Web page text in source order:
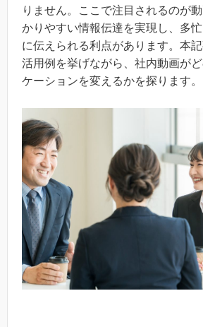
りません。ここで注目されるのが
かりやすい情報伝達を実現し、多
に伝えられる利点があります。本
活用例を挙げながら、社内動画が
ケーションを変えるかを探ります。